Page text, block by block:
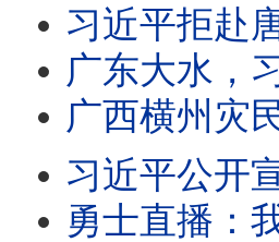
习近平拒赴唐山！刺客堵住李强？
广东大水，习近平赴唐山指挥抗震？
广西横州灾民反了？三峡溃坝爆料
习近平公开宣布我是白痴？三峡
勇士直播：我要刺刹习近平！北京石